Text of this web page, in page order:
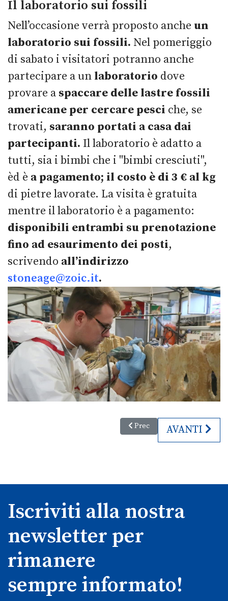
Il laboratorio sui fossili
Nell’occasione verrà proposto anche un
laboratorio sui fossili. Nel pomeriggio
di sabato i visitatori potranno anche
partecipare a un laboratorio dove
provare a spaccare delle lastre fossili
americane per cercare pesci che, se
trovati, saranno portati a casa dai
partecipanti. Il laboratorio è adatto a
tutti, sia i bimbi che i "bimbi cresciuti",
èd è a pagamento; il costo è di 3 € al kg
di pietre lavorate. La visita è gratuita
mentre il laboratorio è a pagamento:
disponibili entrambi su prenotazione
fino ad esaurimento dei posti,
scrivendo all’indirizzo
stoneage@zoic.it.
Articolo precedente: 2. North
Prec ARTICOLO
AVANTI
Iscriviti alla nostra
newsletter per
rimanere
sempre informato!